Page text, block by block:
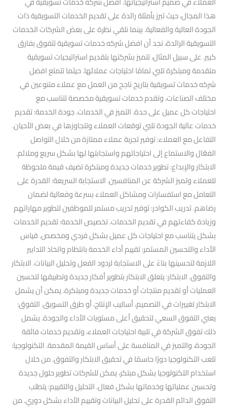
هذا المجال، حيث تبرز بأمثلة رائدة على تقديم الخدمات التسويقية ذات
الجودة العالية والفعالية. بينما نلقي نظرة على بعض الشركات الخدمات
التسويقية الرائدة، نجد أن افضل شركه خدمات تسويقية تتفوق بفارق
كبير. على سبيل المثال، تتميز بشركتها بتقديم استراتيجيات تسويقية
متقدمة ومبتكرة تلبي تمامًا احتياجات عملائها. حيثما تتمتع افضل
شركه خدمات تسويقية بتاريخ ناجح من العمل مع عملاء متنوعين في
مختلف الصناعات، وتقدم خدمات تسويقية مخصصة تتناسب مع
احتياجات كل عميل على حدة. التميز في الخدمات. جودة الخدمة: تقديم
خدمات عالية الجودة تلبي توقعات العملاء وتتجاوزها في بعض الأحيان.
التفاعل مع العملاء: توفير تجربة عملاء ممتازة من خلال التواصل
الفعّال والاستماع إلى احتياجاتهم واستجابتها لها بشكل سريع وملائم.
الابتكار والإبداع: تطوير خدمات جديدة ومبتكرة تضيف قيمة ملحوظة
للعملاء وتميز الشركة عن المنافسين. الاستجابة السريعة: القدرة على
التعامل مع استفسارات ومشاكل العملاء بسرعة وفعالية لضمان
رضاهم. تدريب الكوادر: توفير تدريب مستمر للموظفين لتطوير مهاراتهم
وزيادة كفاءتهم في تقديم الخدمات. تخصيص الخدمة: تقديم الخدمات
بشكل يتناسب مع احتياجات كل عميل بشكل فردي ومخصص. قياس
الأداء والتحسين المستمر: تقييم أداء الخدمة بانتظام واتخاذ التدابير
اللازمة لتحسينها بناءً على الاستجابة لردود الفعل وتحليل البيانات. الابتكار
والتفوق. الابتكار: يتعلق الابتكار بتطوير أفكار جديدة وتطبيقها لتحسين
العمليات أو تقديم منتجات أو خدمات جديدة ومبتكرة. يمكن أن يشمل
الابتكار تغييرات في التصميم، أساليب الإنتاج، أو طرق التسويق. التفوق:
يعني التفوق السعي لتحقيق أعلى مستويات الأداء والجودة. يشمل
ذلك تفوق الشركة في تلبية احتياجات العملاء، وتقديم خدمات فائقة
الجودة، والتميز في المنافسة على أساس القيمة المقدمة. التكنولوجيا:
تلعب التكنولوجيا دورًا حاسمًا في تحقيق الابتكار والتفوق. من خلال
استخدام التكنولوجيا بشكل مبتكر، يمكن للشركات تطوير حلول جديدة
وتحسين عملياتها وخدماتها بشكل فعال. التحليل والتقييم: يتطلب
التفوق الدائم القدرة على تحليل البيانات وتقييم الأداء بشكل دوري. من